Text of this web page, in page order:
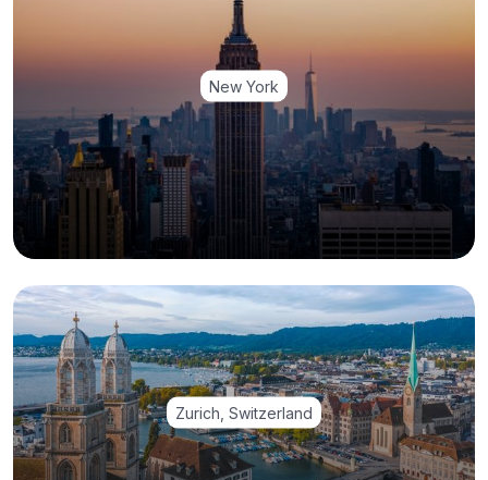
New York
Zurich, Switzerland